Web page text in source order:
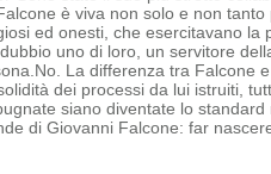
è viva non solo e non
ed onesti, che esercitavano la
uno di loro, un servitore
No. La differenza tra Falcone
dei processi da lui istruiti,
siano diventate lo
di Giovanni Falcone: far